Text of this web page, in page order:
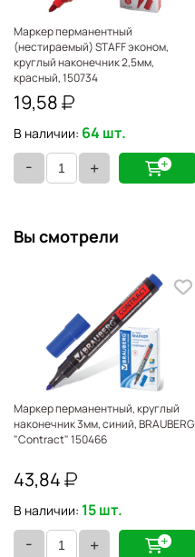
Маркер перманентный
(нестираемый) STAFF эконом,
круглый наконечник 2,5мм,
красный, 150734
19,58
В наличии: 64 шт.
- +
Вы смотрели
Маркер перманентный, круглый
наконечник 3мм, синий, BRAUBERG
"Contract" 150466
43,84
В наличии: 15 шт.
- +